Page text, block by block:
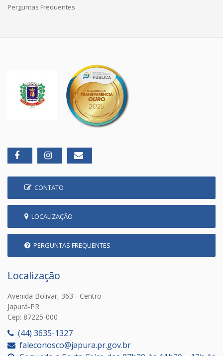
Perguntas Frequentes
CONTATO
LOCALIZAÇÃO
PERGUNTAS FREQUENTES
Localização
Avenida Bolivar, 363 - Centro
Japurá-PR
Cep: 87225-000
(44) 3635-1327
faleconosco@japura.pr.gov.br